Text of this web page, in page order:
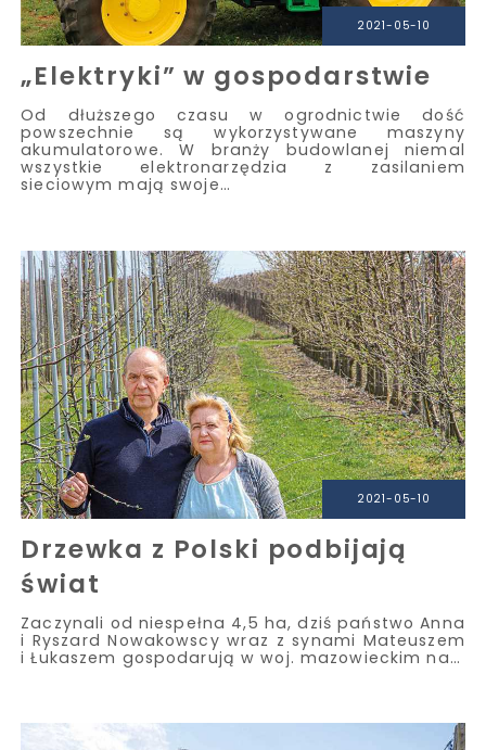
2021-05-10
„Elektryki” w gospodarstwie
Od dłuższego czasu w ogrodnictwie dość
powszechnie są wykorzystywane maszyny
akumulatorowe. W branży budowlanej niemal
wszystkie elektronarzędzia z zasilaniem
sieciowym mają swoje…
2021-05-10
Drzewka z Polski podbijają
świat
Zaczynali od niespełna 4,5 ha, dziś państwo Anna
i Ryszard Nowakowscy wraz z synami Mateuszem
i Łukaszem gospodarują w woj. mazowieckim na…